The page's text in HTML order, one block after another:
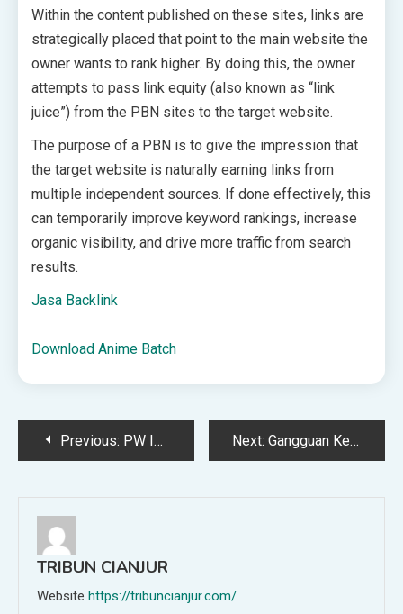
Within the content published on these sites, links are
strategically placed that point to the main website the
owner wants to rank higher. By doing this, the owner
attempts to pass link equity (also known as “link
juice”) from the PBN sites to the target website.
The purpose of a PBN is to give the impression that
the target website is naturally earning links from
multiple independent sources. If done effectively, this
can temporarily improve keyword rankings, increase
organic visibility, and drive more traffic from search
results.
Jasa Backlink
Download Anime Batch
PostPrevious: PW IPNU Jatim Gagas Gerakan ‘PKPT Berdampak’ lewat Program Desa Binaan Next: Gangguan Kecil Bernama Rindu | Tebuireng Online
TRIBUN CIANJUR
Website https://tribuncianjur.com/